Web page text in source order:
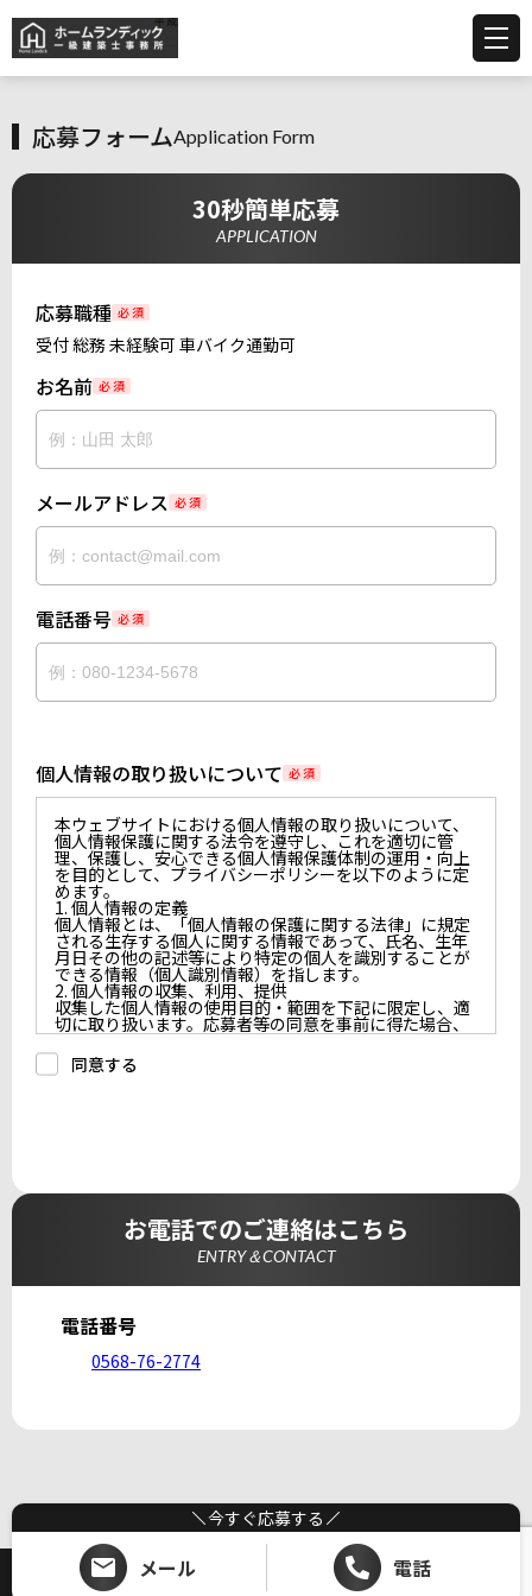
今すぐ応募する
メール 電話
応募フォームApplication Form
30秒簡単応募
APPLICATION
応募職種 必 須
受付 総務 未経験可 車バイク通勤可
お名前 必 須
メールアドレス 必 須
電話番号 必 須
個人情報の取り扱いについて 必 須
本ウェブサイトにおける個人情報の取り扱いについて、
個人情報保護に関する法令を遵守し、これを適切に管
理、保護し、安心できる個人情報保護体制の運用・向上
を目的として、プライバシーポリシーを以下のように定
めます。
1. 個人情報の定義
個人情報とは、「個人情報の保護に関する法律」に規定
される生存する個人に関する情報であって、氏名、生年
月日その他の記述等により特定の個人を識別することが
できる情報（個人識別情報）を指します。
2. 個人情報の収集、利用、提供
収集した個人情報の使用目的・範囲を下記に限定し、適
切に取り扱います。応募者等の同意を事前に得た場合、
又は法令により許された場合を除き、個人情報を第三者
に提供しません。
a.応募者等からのお問い合わせに対応・管理するため
な期間、妥当な範囲内でこれに応じます。
応募者等の個人情報の取得、利用その他一切の取り扱い
について、個人情報の保護に関する法律、その他の関連
法令、及び本プライバシーポリシーを遵守します。
応募者等の個人情報を正確かつ最新の内容に保つよう努
及び毀損から保護するため、必要な安全管理措置を講じ
ます。
6. Cookieについて
本ウェブサイトでは、一部のコンテンツにおいてCookie
Googleアナリティクスは、トラフィックデータの収集の
ためにCookieを使用しています。このトラフィックデー
タは匿名で収集されており、個人を特定するものではあ
りません。この機能はCookieを無効にすることで収集を
拒否することが出来ます。
8. プライバシーポリシーの変更
同意する
お電話でのご連絡はこちら
ENTRY＆CONTACT
電話番号
0568-76-2774
Copyright (C) ホームランディック 一級建築士事務所. All Rights Reserved.